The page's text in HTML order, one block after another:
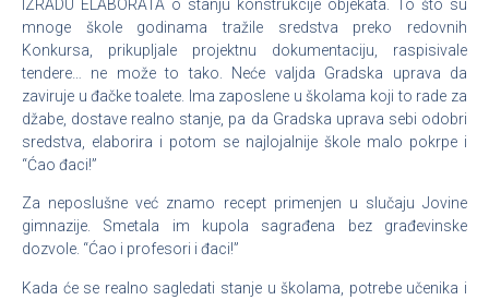
IZRADU ELABORATA o stanju konstrukcije objekata. To što su
mnoge škole godinama tražile sredstva preko redovnih
Konkursa, prikupljale projektnu dokumentaciju, raspisivale
tendere… ne može to tako. Neće valjda Gradska uprava da
zaviruje u đačke toalete. Ima zaposlene u školama koji to rade za
džabe, dostave realno stanje, pa da Gradska uprava sebi odobri
sredstva, elaborira i potom se najlojalnije škole malo pokrpe i
“Ćao đaci!”
Za neposlušne već znamo recept primenjen u slučaju Jovine
gimnazije. Smetala im kupola sagrađena bez građevinske
dozvole. “Ćao i profesori i đaci!”
Kada će se realno sagledati stanje u školama, potrebe učenika i